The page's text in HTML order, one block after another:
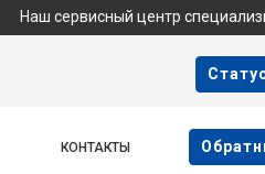
центр специализируется на
КОНТАКТЫ